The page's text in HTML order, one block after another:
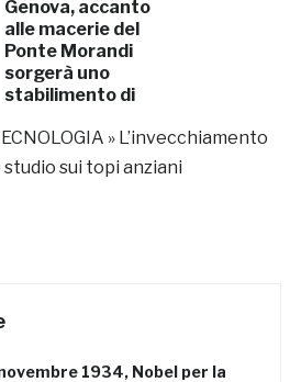
Genova, accanto
alle macerie del
Ponte Morandi
sorgerà uno
stabilimento di
» L’invecchiamento
sui topi anziani
1934, Nobel per la